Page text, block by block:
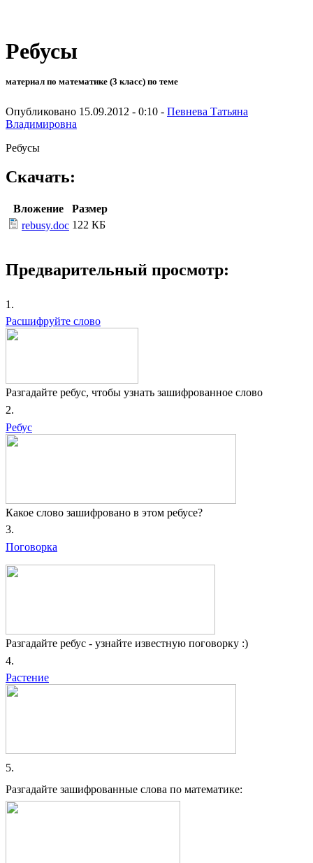
Ребусы
материал по математике (3 класс) по теме
Опубликовано 15.09.2012 - 0:10 - Певнева Татьяна
Владимировна
Ребусы
Скачать:
Вложение
Размер
rebusy.doc 122 КБ
Предварительный просмотр:
1.
Расшифруйте слово
Разгадайте ребус, чтобы узнать зашифрованное слово
2.
Ребус
Какое слово зашифровано в этом ребусе?
3.
Поговорка
Разгадайте ребус - узнайте известную поговорку :)
4.
Растение
5.
Разгадайте зашифрованные слова по математике: